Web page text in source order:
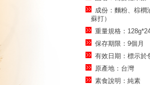
成份：麵粉、棕櫚
蘇打）
重量規格：
保存期限：9個月
有效日期：標示於
原產地：台灣
素食說明：純素